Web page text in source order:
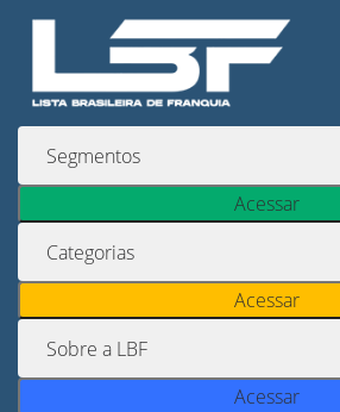
Acessar
Acessar
Acessar